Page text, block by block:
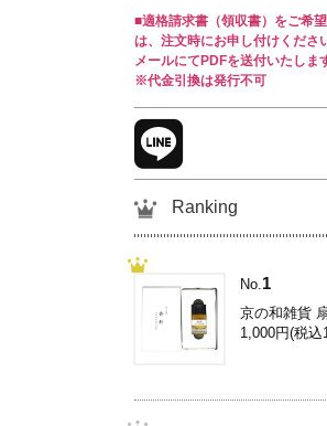
■適格請求書（領収書）をご希
は、注文時にお申し付けくださ
メールにてPDFを送付いたしま
※代金引換は発行不可
Ranking
No. 1
1,000円(税込